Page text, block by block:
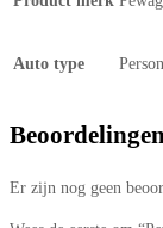
Auto type
Er zijn nog geen